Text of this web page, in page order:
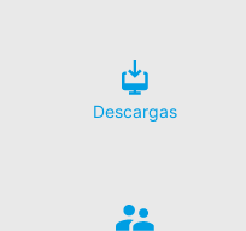
Descargas